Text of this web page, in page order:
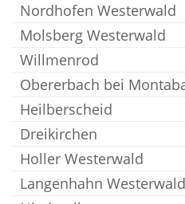
Nordhofen Westerwald
Molsberg Westerwald
Willmenrod
Obererbach bei
Heilberscheid
Dreikirchen
Holler Westerwald
Langenhahn Westerwald